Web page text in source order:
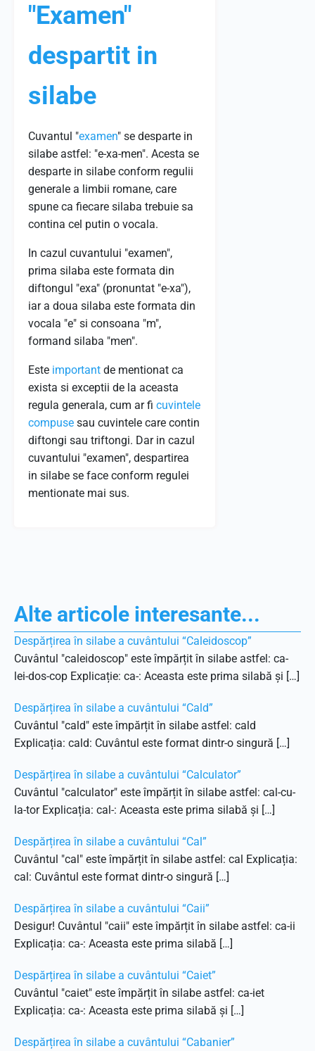
"Examen"
despartit in
silabe
Cuvantul "examen" se desparte in
silabe astfel: "e-xa-men". Acesta se
desparte in silabe conform regulii
generale a limbii romane, care
spune ca fiecare silaba trebuie sa
contina cel putin o vocala.
In cazul cuvantului "examen",
prima silaba este formata din
diftongul "exa" (pronuntat "e-xa"),
iar a doua silaba este formata din
vocala "e" si consoana "m",
formand silaba "men".
Este important de mentionat ca
exista si exceptii de la aceasta
regula generala, cum ar fi cuvintele
compuse sau cuvintele care contin
diftongi sau triftongi. Dar in cazul
cuvantului "examen", despartirea
in silabe se face conform regulei
mentionate mai sus.
Alte articole interesante...
Despărțirea în silabe a cuvântului “Caleidoscop”
Cuvântul "caleidoscop" este împărțit în silabe astfel: ca-
lei-dos-cop Explicație: ca-: Aceasta este prima silabă și […]
Despărțirea în silabe a cuvântului “Cald”
Cuvântul "cald" este împărțit în silabe astfel: cald
Explicația: cald: Cuvântul este format dintr-o singură […]
Despărțirea în silabe a cuvântului “Calculator”
Cuvântul "calculator" este împărțit în silabe astfel: cal-cu-
la-tor Explicația: cal-: Aceasta este prima silabă și […]
Despărțirea în silabe a cuvântului “Cal”
Cuvântul "cal" este împărțit în silabe astfel: cal Explicația:
cal: Cuvântul este format dintr-o singură […]
Despărțirea în silabe a cuvântului “Caii”
Desigur! Cuvântul "caii" este împărțit în silabe astfel: ca-ii
Explicația: ca-: Aceasta este prima silabă […]
Despărțirea în silabe a cuvântului “Caiet”
Cuvântul "caiet" este împărțit în silabe astfel: ca-iet
Explicația: ca-: Aceasta este prima silabă și […]
Despărțirea în silabe a cuvântului “Cabanier”